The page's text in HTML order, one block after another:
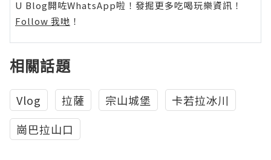
U Blog開咗WhatsApp啦！發掘更多吃喝玩樂資訊！
Follow 我哋 ！
相關話題
Vlog 拉薩 宗山城堡
卡若拉冰川
崗巴拉山口